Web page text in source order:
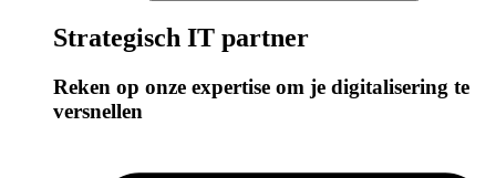
Strategisch IT partner
Reken op onze expertise om je digitalisering te
versnellen